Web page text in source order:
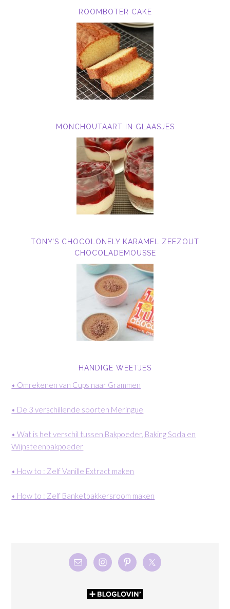
ROOMBOTER CAKE
MONCHOUTAART IN GLAASJES
TONY’S CHOCOLONELY KARAMEL ZEEZOUT
CHOCOLADEMOUSSE
HANDIGE WEETJES
• Omrekenen van Cups naar Grammen
• De 3 verschillende soorten Meringue
• Wat is het verschil tussen Bakpoeder, Baking Soda en
Wijnsteenbakpoeder
• How to : Zelf Vanille Extract maken
• How to : Zelf Banketbakkersroom maken